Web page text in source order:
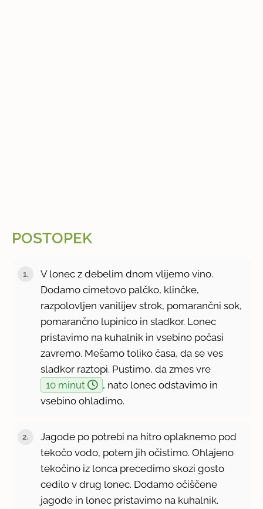
POSTOPEK
V lonec z debelim dnom vlijemo vino.
Dodamo cimetovo palčko, klinčke,
razpolovljen vanilijev strok, pomarančni sok,
pomarančno lupinico in sladkor. Lonec
pristavimo na kuhalnik in vsebino počasi
zavremo. Mešamo toliko časa, da se ves
sladkor raztopi. Pustimo, da zmes vre
10 minut
, nato lonec odstavimo in
vsebino ohladimo.
Jagode po potrebi na hitro oplaknemo pod
tekočo vodo, potem jih očistimo. Ohlajeno
tekočino iz lonca precedimo skozi gosto
cedilo v drug lonec. Dodamo očiščene
jagode in lonec pristavimo na kuhalnik.